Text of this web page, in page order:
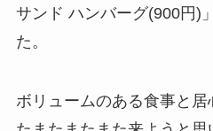
サンド ハンバーグ(900円)
た。
ボリュームのある食事と居